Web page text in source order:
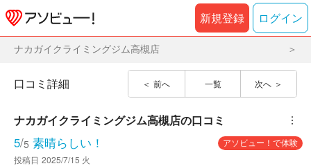
新規登録 ログイン
ナカガイクライミングジム高槻店
前へ 一覧 次へ
口コミ詳細
ナカガイクライミングジム高槻店の口コミ ︙
5/5 素晴らしい！
アソビュー！で体験
投稿日 2025/7/15 火